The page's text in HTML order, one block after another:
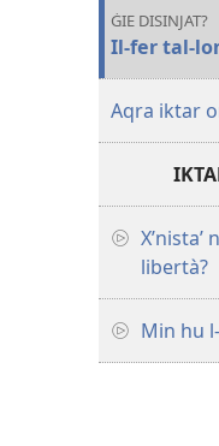
ĠIE DISINJAT?
Il-fer tal-
Aqra iktar
libertà?
Min hu